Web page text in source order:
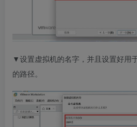
▼设置虚拟机的名字，并且设置好用
的路径。